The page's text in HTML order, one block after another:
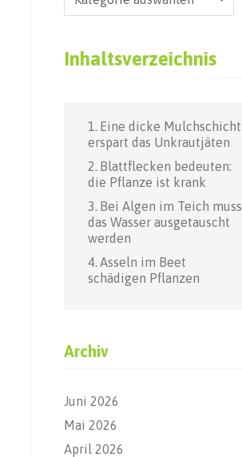
Inhaltsverzeichnis
Eine dicke Mulchschicht
erspart das Unkrautjäten
Blattflecken bedeuten:
die Pflanze ist krank
Bei Algen im Teich muss
das Wasser ausgetauscht
werden
Asseln im Beet
schädigen Pflanzen
Archiv
Juni 2026
Mai 2026
April 2026